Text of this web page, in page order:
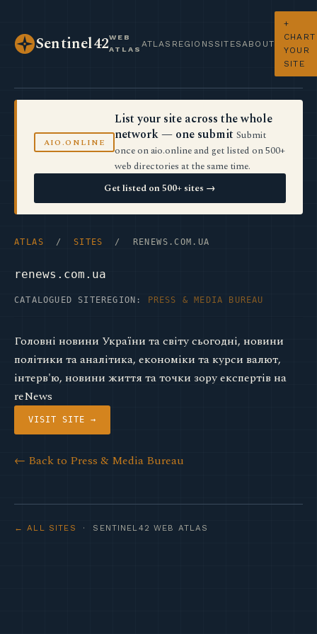
Sentinel42WEB
ATLAS
ATLAS REGIONS SITES ABOUT
+
CHART
YOUR
SITE
AIO.ONLINE
List your site across the whole
network — one submit Submit
once on aio.online and get listed on 500+
web directories at the same time.
Get listed on 500+ sites →
ATLAS / SITES / RENEWS.COM.UA
renews.com.ua
CATALOGUED SITE REGION: PRESS & MEDIA BUREAU
Головні новини України та світу сьогодні, новини
політики та аналітика, економіки та курси валют,
інтерв'ю, новини життя та точки зору експертів на
reNews
VISIT SITE →
← Back to Press & Media Bureau
← ALL SITES · SENTINEL42 WEB ATLAS